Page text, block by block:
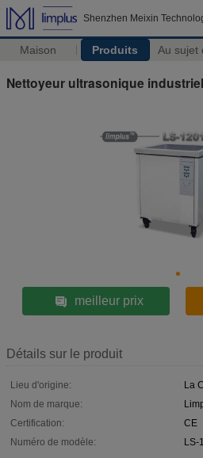
Shenzhen Meixin
Maison Produits Au sujet
Nettoyeur ultrasonique
meilleur prix
Détails sur le produit
Lieu d'origine:
La
Nom de marque:
Certification:
CE
Numéro de modèle:
LS-